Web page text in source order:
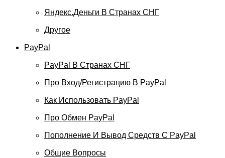
Яндекс.Деньги В Странах СНГ
Другое
PayPal
PayPal В Странах СНГ
Про Вход/регистрацию В PayPal
Как Использовать PayPal
Про Обмен PayPal
Пополнение И Вывод Средств С PayPal
Общие Вопросы